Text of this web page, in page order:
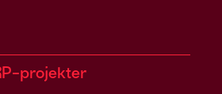
projekter